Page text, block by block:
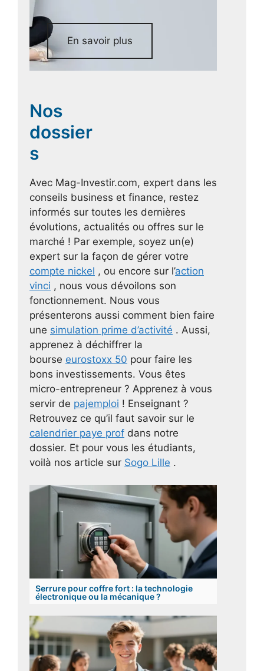
En savoir plus
Nos
dossier
s
Avec Mag-Investir.com, expert dans les
conseils business et finance, restez
informés sur toutes les dernières
évolutions, actualités ou offres sur le
marché ! Par exemple, soyez un(e)
expert sur la façon de gérer votre
compte nickel , ou encore sur l’action
vinci , nous vous dévoilons son
fonctionnement. Nous vous
présenterons aussi comment bien faire
une simulation prime d’activité . Aussi,
apprenez à déchiffrer la
bourse eurostoxx 50 pour faire les
bons investissements. Vous êtes
micro-entrepreneur ? Apprenez à vous
servir de pajemploi ! Enseignant ?
Retrouvez ce qu’il faut savoir sur le
calendrier paye prof dans notre
dossier. Et pour vous les étudiants,
voilà nos article sur Sogo Lille .
Serrure pour coffre fort : la technologie
électronique ou la mécanique ?